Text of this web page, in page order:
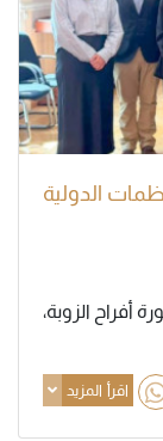
الدولية
أفراح الزوبة،
اقرأ المزيد